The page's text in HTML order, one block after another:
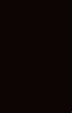
Ремонт